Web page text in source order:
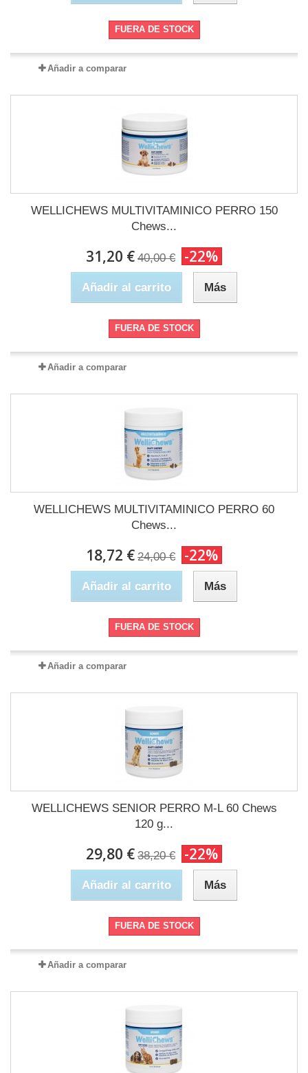
FUERA DE STOCK
Añadir a comparar
WELLICHEWS MULTIVITAMINICO PERRO 150
Chews...
31,20 € 40,00 € -22%
Añadir al carrito Más
FUERA DE STOCK
Añadir a comparar
WELLICHEWS MULTIVITAMINICO PERRO 60
Chews...
18,72 € 24,00 € -22%
Añadir al carrito Más
FUERA DE STOCK
Añadir a comparar
WELLICHEWS SENIOR PERRO M-L 60 Chews
120 g...
29,80 € 38,20 € -22%
Añadir al carrito Más
FUERA DE STOCK
Añadir a comparar